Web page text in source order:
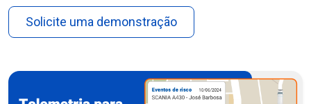
Solicite uma demonstração